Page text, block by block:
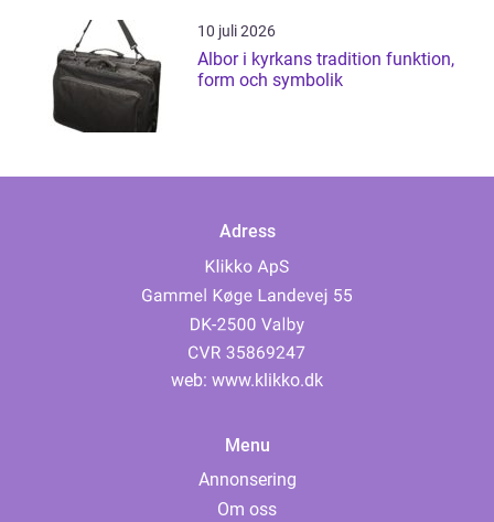
10 juli 2026
Albor i kyrkans tradition funktion,
form och symbolik
Adress
web: www.klikko.dk
Menu
Annonsering
Om oss